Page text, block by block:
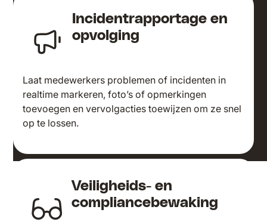
Incidentrapportage en
opvolging
Laat medewerkers problemen of incidenten in
realtime markeren, foto’s of opmerkingen
toevoegen en vervolgacties toewijzen om ze snel
op te lossen.
Veiligheids- en
compliancebewaking